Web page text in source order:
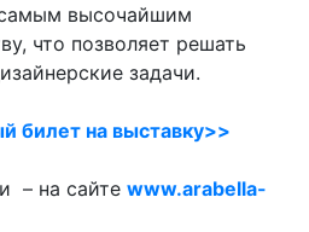
самым высочайшим
что позволяет решать
задачи.
билет на выставку>>
– на сайте www.arabella-